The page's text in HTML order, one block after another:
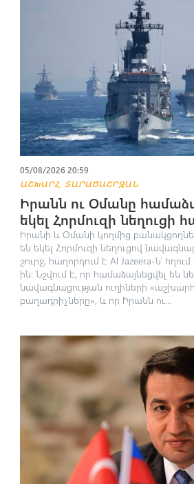
05/08/2026 20:59
ԱՇԽԱՐՀ, ՏԱՐԱԾԱՇՐՋԱՆ
Իրանն ու Օմանը
եկել Հորմուզի նեղուցի
Իրանի և Օմանի կողմից
են եկել Հորմուզի նեղուցով
շուրջ, հաղորդում է Al Jazeera-ն՝
ին։ Նշվում է, որ համաձայնեցվել են
նավագնացության ուղիների
բաղադրիչները», և որ Իրանն ու...